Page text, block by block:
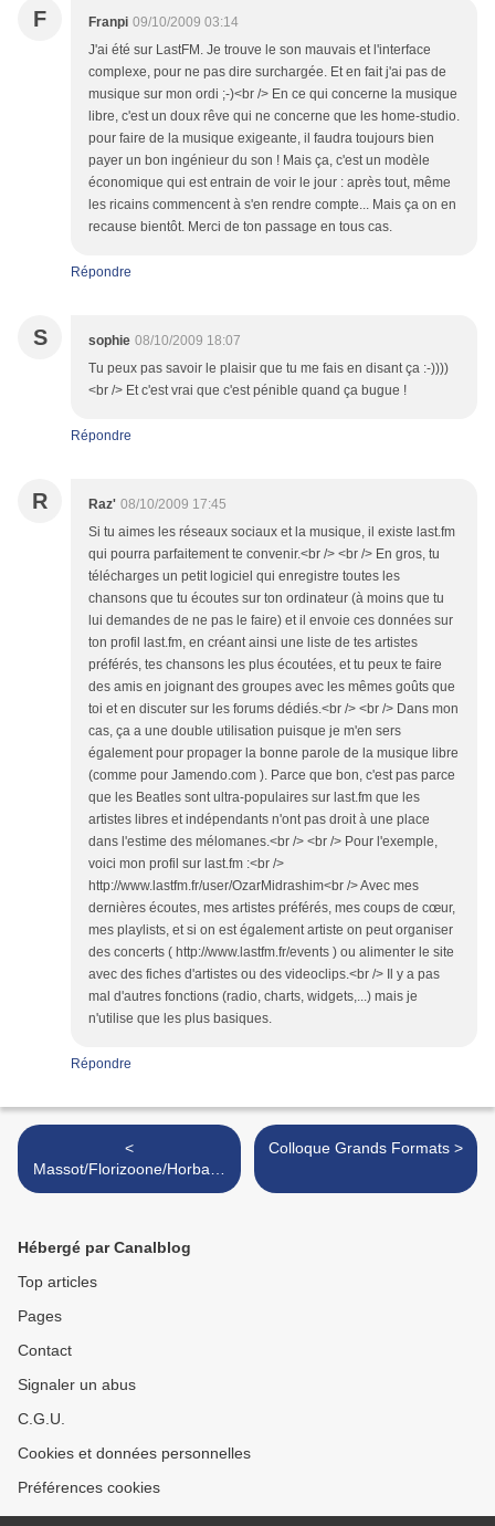
F Franpi 09/10/2009 03:14
J'ai été sur LastFM. Je trouve le son mauvais et l'interface
complexe, pour ne pas dire surchargée. Et en fait j'ai pas de
musique sur mon ordi ;-)<br /> En ce qui concerne la musique
libre, c'est un doux rêve qui ne concerne que les home-studio.
pour faire de la musique exigeante, il faudra toujours bien
payer un bon ingénieur du son ! Mais ça, c'est un modèle
économique qui est entrain de voir le jour : après tout, même
les ricains commencent à s'en rendre compte... Mais ça on en
recause bientôt. Merci de ton passage en tous cas.
Répondre
S sophie 08/10/2009 18:07
Tu peux pas savoir le plaisir que tu me fais en disant ça :-))))
<br /> Et c'est vrai que c'est pénible quand ça bugue !
Répondre
R Raz' 08/10/2009 17:45
Si tu aimes les réseaux sociaux et la musique, il existe last.fm
qui pourra parfaitement te convenir.<br /> <br /> En gros, tu
télécharges un petit logiciel qui enregistre toutes les
chansons que tu écoutes sur ton ordinateur (à moins que tu
lui demandes de ne pas le faire) et il envoie ces données sur
ton profil last.fm, en créant ainsi une liste de tes artistes
préférés, tes chansons les plus écoutées, et tu peux te faire
des amis en joignant des groupes avec les mêmes goûts que
toi et en discuter sur les forums dédiés.<br /> <br /> Dans mon
cas, ça a une double utilisation puisque je m'en sers
également pour propager la bonne parole de la musique libre
(comme pour Jamendo.com ). Parce que bon, c'est pas parce
que les Beatles sont ultra-populaires sur last.fm que les
artistes libres et indépendants n'ont pas droit à une place
dans l'estime des mélomanes.<br /> <br /> Pour l'exemple,
voici mon profil sur last.fm :<br />
http://www.lastfm.fr/user/OzarMidrashim<br /> Avec mes
dernières écoutes, mes artistes préférés, mes coups de cœur,
mes playlists, et si on est également artiste on peut organiser
des concerts ( http://www.lastfm.fr/events ) ou alimenter le site
avec des fiches d'artistes ou des videoclips.<br /> Il y a pas
mal d'autres fonctions (radio, charts, widgets,...) mais je
n'utilise que les plus basiques.
Répondre
<
Massot/Florizoone/Horbacz
ewski - Cinema Novo
Colloque Grands Formats >
Hébergé par Canalblog
Top articles
Pages
Contact
Signaler un abus
C.G.U.
Cookies et données personnelles
Préférences cookies